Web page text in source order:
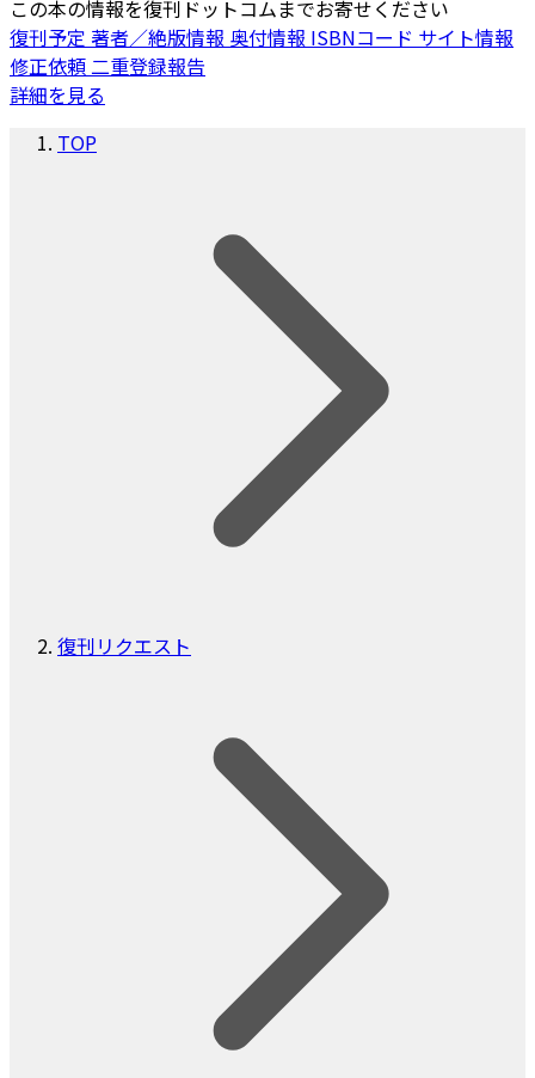
この本の情報を復刊ドットコムまでお寄せください
復刊予定 著者／絶版情報 奥付情報 ISBNコード サイト情報
修正依頼 二重登録報告
詳細を見る
TOP
復刊リクエスト